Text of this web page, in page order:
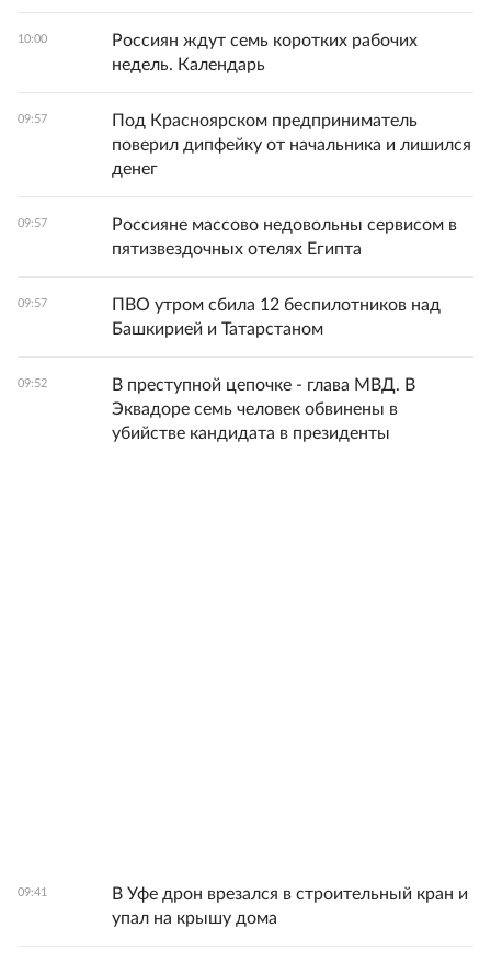
10:00
Россиян ждут семь коротких рабочих
недель. Календарь
09:57
Под Красноярском предприниматель
поверил дипфейку от начальника и лишился
денег
09:57
Россияне массово недовольны сервисом в
пятизвездочных отелях Египта
09:57
ПВО утром сбила 12 беспилотников над
Башкирией и Татарстаном
09:52
В преступной цепочке - глава МВД. В
Эквадоре семь человек обвинены в
убийстве кандидата в президенты
09:41
В Уфе дрон врезался в строительный кран и
упал на крышу дома